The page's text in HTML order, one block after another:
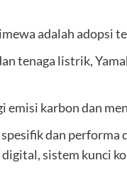
adalah adopsi
tenaga listrik,
emisi karbon dan
dan
sistem kunci